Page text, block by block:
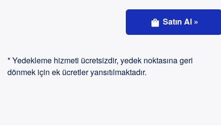
Satın Al »
* Yedekleme hizmeti ücretsizdir, yedek noktasına geri
dönmek için ek ücretler yansıtılmaktadır.